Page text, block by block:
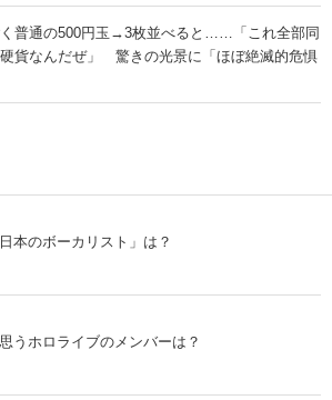
く普通の500円玉→3枚並べると……「これ全部同
硬貨なんだぜ」 驚きの光景に「ほぼ絶滅的危惧
本のボーカリスト」は？
うホロライブのメンバーは？